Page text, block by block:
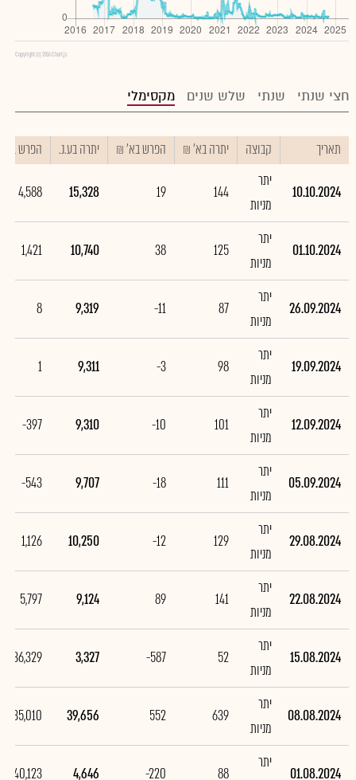
Copyright (c) 2016 Chart.js
חצי שנתי שנתי שלש שנים מקסימלי
תאריך קבוצה יתרה בא' ₪ הפרש בא' ₪ יתרה בע.נ. הפרש
10.10.2024
יתר
מניות
144
19
15,328
4,588
01.10.2024
יתר
מניות
125
38
10,740
1,421
26.09.2024
יתר
מניות
87
-11
9,319
8
19.09.2024
יתר
מניות
98
-3
9,311
1
12.09.2024
יתר
מניות
101
-10
9,310
-397
05.09.2024
יתר
מניות
111
-18
9,707
-543
29.08.2024
יתר
מניות
129
-12
10,250
1,126
22.08.2024
יתר
מניות
141
89
9,124
5,797
15.08.2024
יתר
מניות
52
-587
3,327
-36,329
08.08.2024
יתר
מניות
639
552
39,656
35,010
01.08.2024
יתר
88
-220
4,646
-140,123